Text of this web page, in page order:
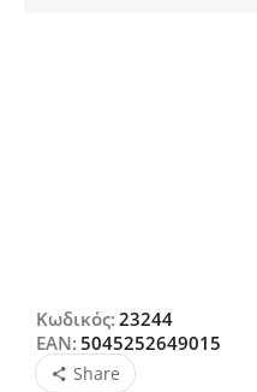
EAN: 5045252649015
Κωδικός: 23244
Share